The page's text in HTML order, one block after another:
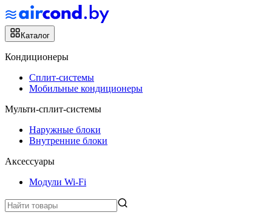
Каталог
Кондиционеры
Сплит-системы
Мобильные кондиционеры
Мульти-сплит-системы
Наружные блоки
Внутренние блоки
Аксессуары
Модули Wi-Fi